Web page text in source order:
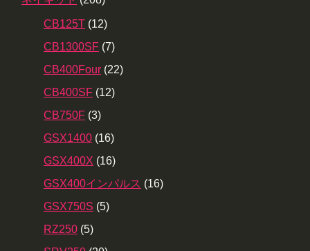
CB125T (12)
CB1300SF (7)
CB400Four (22)
CB400SF (12)
CB750F (3)
GSX1400 (16)
GSX400X (16)
GSX400インパルス (16)
GSX750S (5)
RZ250 (5)